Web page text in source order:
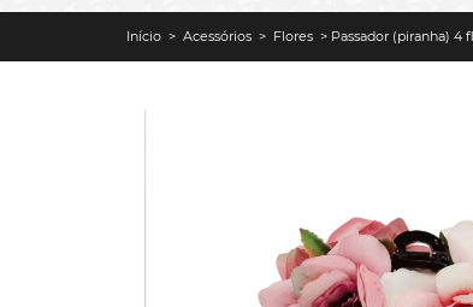
Início > Acessórios > Flores > Passador (piranha) 4